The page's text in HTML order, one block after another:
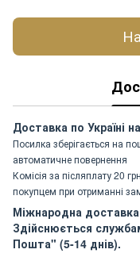
Доставка по Україні
Посилка зберігається на
автоматичне повернення
Комісія за післяплату 20
покупцем при отриманні
Міжнародна доставка
Здійснюється
Пошта" (5-14 днів).